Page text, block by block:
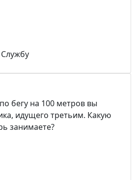
бегу на 100 метров вы
идущего третьим. Какую
занимаете?